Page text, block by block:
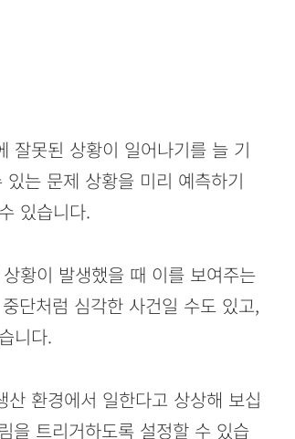
잘못된 상황이 일어나기를 늘 기
는 문제 상황을 미리 예측하기
있습니다.
황이 발생했을 때 이를 보여주는
단처럼 심각한 사건일 수도 있고,
니다.
환경에서 일한다고 상상해 보십
을 트리거하도록 설정할 수 있습